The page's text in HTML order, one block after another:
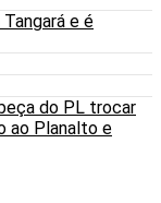
e é
do PL trocar
ao Planalto e